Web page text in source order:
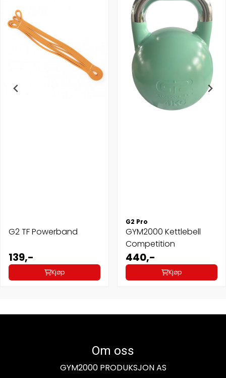
G2 TF Powerband
139,-
Kjøp
G2 Pro
GYM2000 Kettlebell
Competition
440,-
Kjøp
Om oss
GYM2000 PRODUKSJON AS